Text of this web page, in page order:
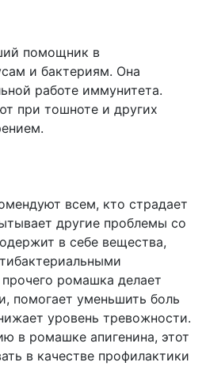
помощник в
и бактериям. Она
работе иммунитета.
при тошноте и других
всем, кто страдает
другие проблемы со
в себе вещества,
ромашка делает
помогает уменьшить боль
уровень тревожности.
в ромашке апигенина, этот
в качестве профилактики